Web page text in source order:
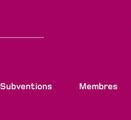
Subventions Membres